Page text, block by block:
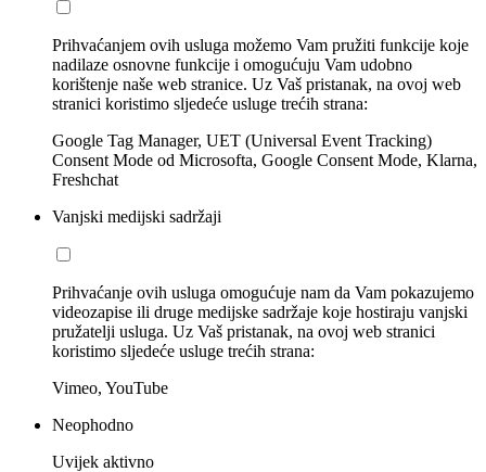
Prihvaćanjem ovih usluga možemo Vam pružiti funkcije koje
nadilaze osnovne funkcije i omogućuju Vam udobno
korištenje naše web stranice. Uz Vaš pristanak, na ovoj web
stranici koristimo sljedeće usluge trećih strana:
Google Tag Manager, UET (Universal Event Tracking)
Consent Mode od Microsofta, Google Consent Mode, Klarna,
Freshchat
Vanjski medijski sadržaji
Prihvaćanje ovih usluga omogućuje nam da Vam pokazujemo
videozapise ili druge medijske sadržaje koje hostiraju vanjski
pružatelji usluga. Uz Vaš pristanak, na ovoj web stranici
koristimo sljedeće usluge trećih strana:
Vimeo, YouTube
Neophodno
Uvijek aktivno